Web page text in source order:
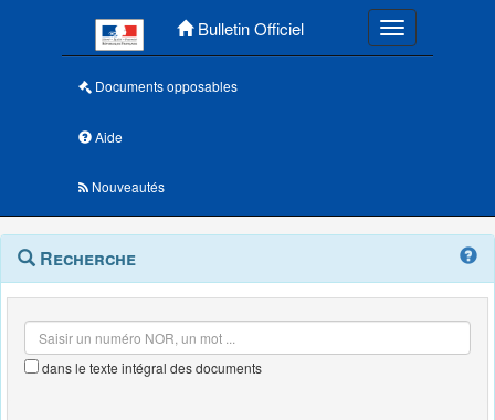
Bulletin Officiel Toggle
Documents opposables
Aide
Nouveautés
Navigation
outils
Menu
contextuel
Recherche
dans le texte intégral des documents